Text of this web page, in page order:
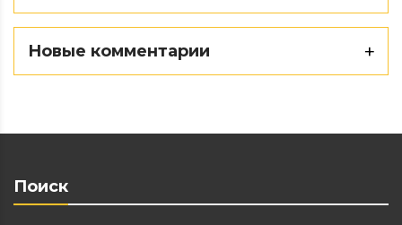
Новые комментарии
Поиск